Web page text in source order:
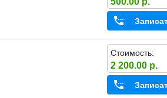
Стоимость:
2 200.00 р.